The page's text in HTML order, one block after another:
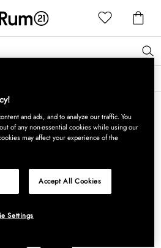
→
and ads, and to analyze our traffic. You
of any non-essential cookies while using our
may affect your experience of the
Accept All Cookies
Settings